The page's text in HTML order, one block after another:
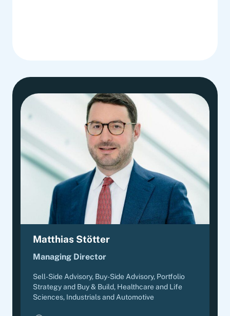
Matthias Stötter
Managing Director
Sell-Side Advisory, Buy-Side Advisory, Portfolio
Strategy and Buy & Build, Healthcare and Life
Sciences, Industrials and Automotive